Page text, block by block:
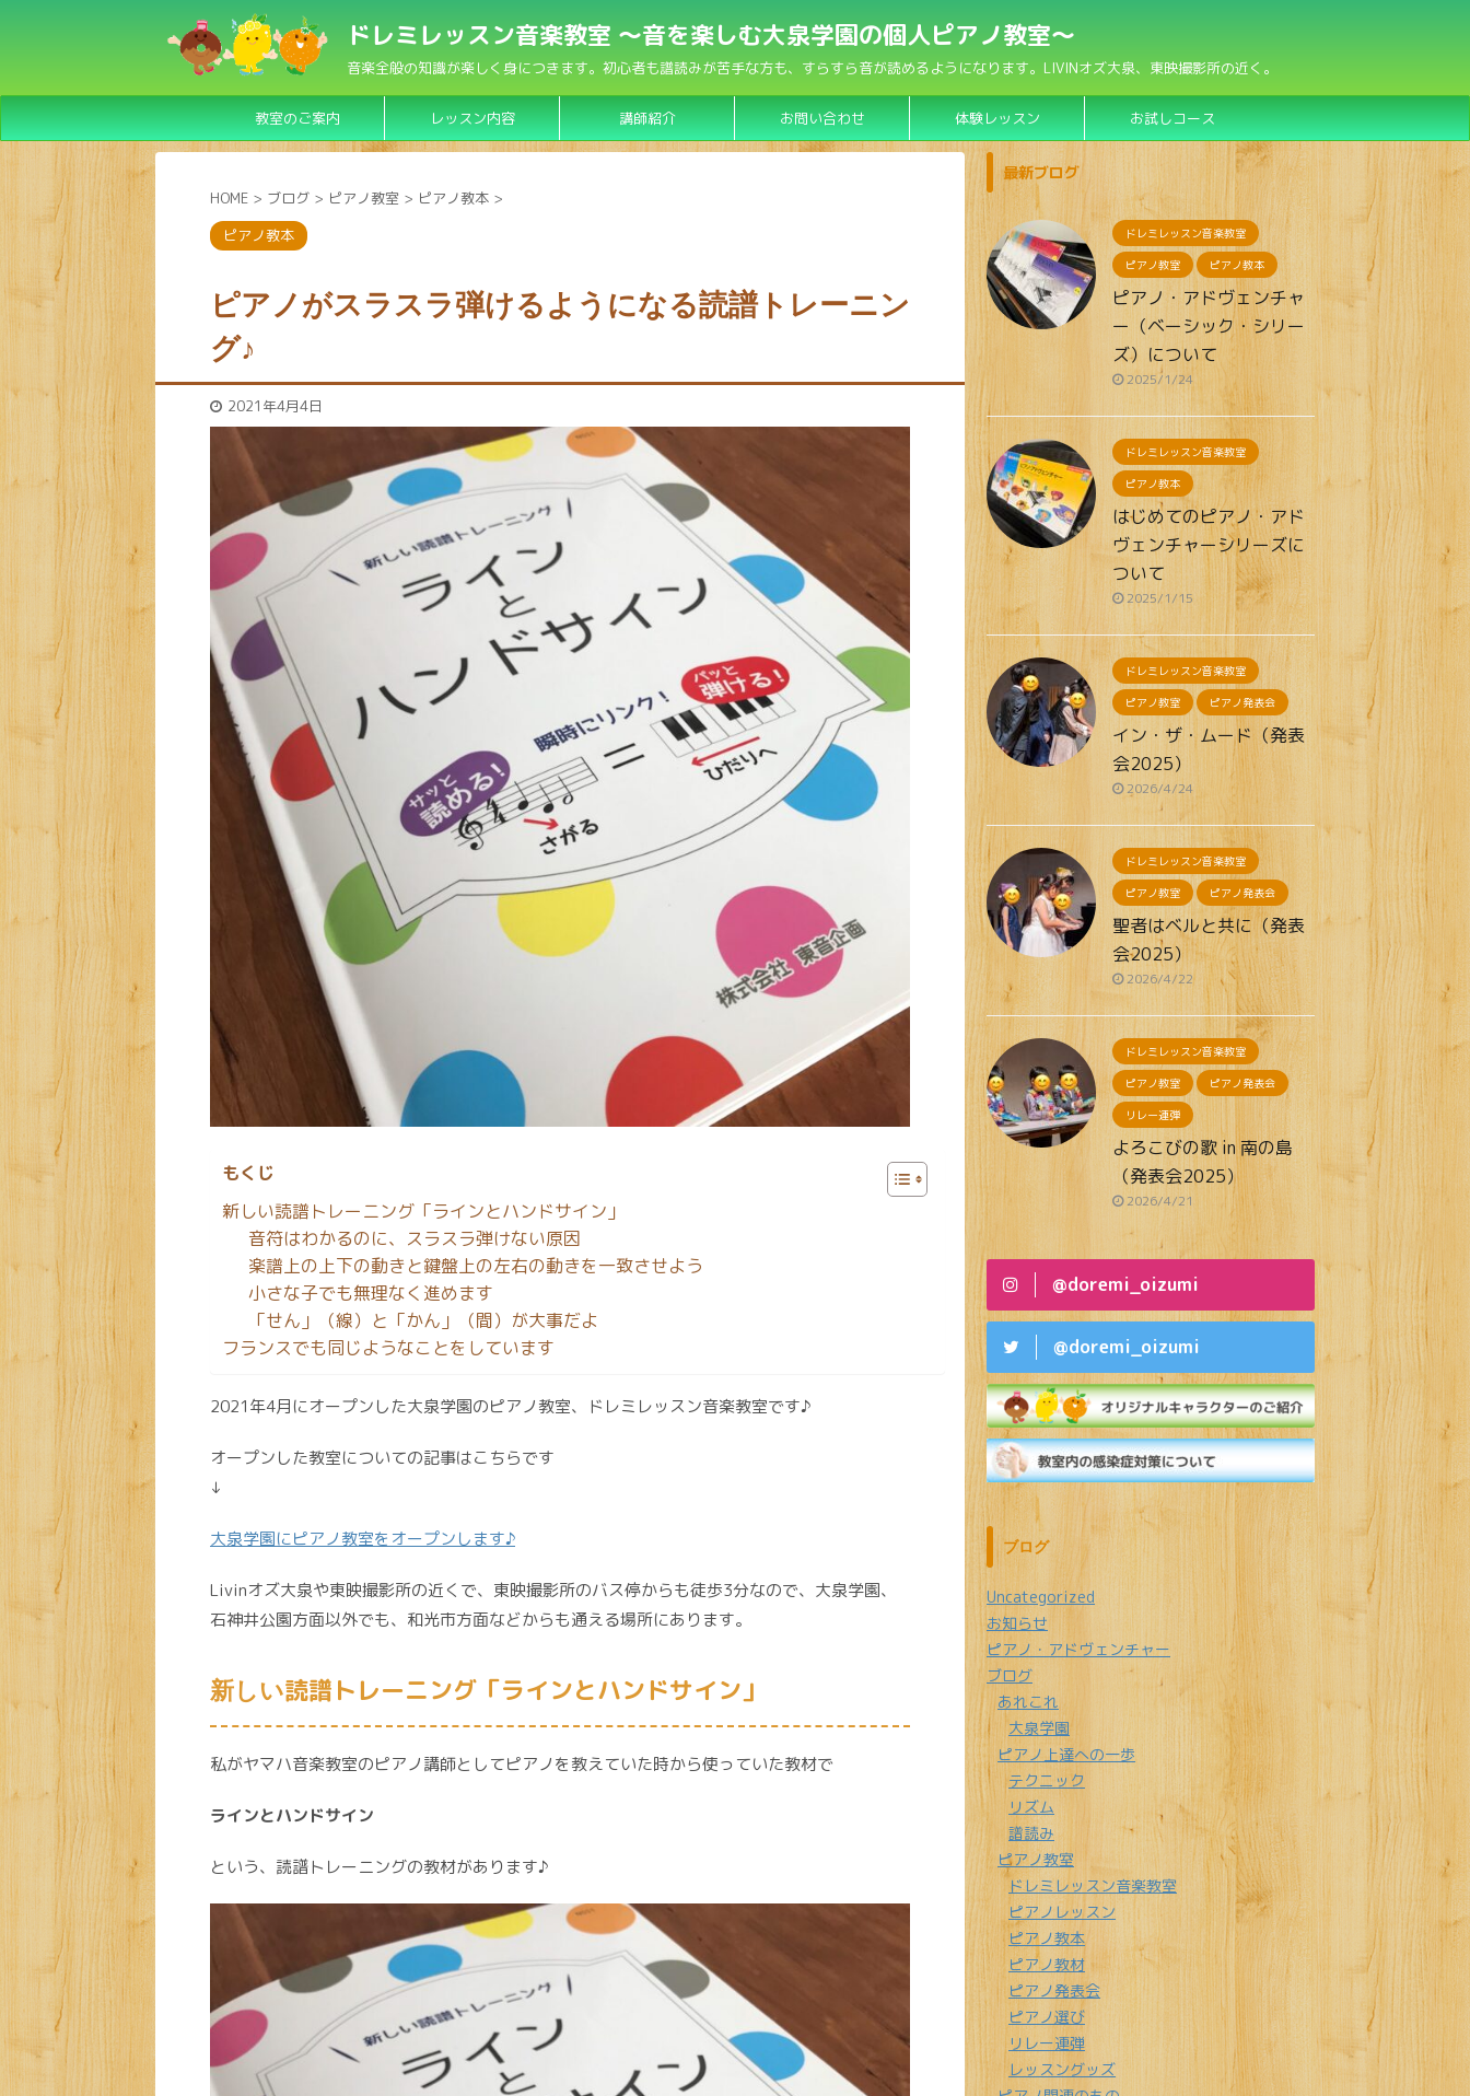
ドレミレッスン音楽教室 〜音を楽しむ大泉学園の個人ピアノ教室〜
音楽全般の知識が楽しく身につきます。初心者も譜読みが苦手な方も、すらすら音が読めるようになります。LIVINオズ大泉、東映撮影所の近く。
教室のご案内 レッスン内容 講師紹介 お問い合わせ 体験レッスン お試しコース
HOME > ブログ > ピアノ教室 > ピアノ教本 >
ピアノ教本
ピアノがスラスラ弾けるようになる読譜トレーニン
グ♪
2021年4月4日
もくじ
新しい読譜トレーニング「ラインとハンドサイン」
音符はわかるのに、スラスラ弾けない原因
楽譜上の上下の動きと鍵盤上の左右の動きを一致させよう
小さな子でも無理なく進めます
「せん」（線）と「かん」（間）が大事だよ
フランスでも同じようなことをしています
2021年4月にオープンした大泉学園のピアノ教室、ドレミレッスン音楽教室です♪
オープンした教室についての記事はこちらです
↓
大泉学園にピアノ教室をオープンします♪
Livinオズ大泉や東映撮影所の近くで、東映撮影所のバス停からも徒歩3分なので、大泉学園、
石神井公園方面以外でも、和光市方面などからも通える場所にあります。
新しい読譜トレーニング「ラインとハンドサイン」
私がヤマハ音楽教室のピアノ講師としてピアノを教えていた時から使っていた教材で
ラインとハンドサイン
という、読譜トレーニングの教材があります♪
最新ブログ
ドレミレッスン音楽教室
ピアノ教室 ピアノ教本
ピアノ・アドヴェンチャ
ー（ベーシック・シリー
ズ）について
2025/1/24
ドレミレッスン音楽教室
ピアノ教本
はじめてのピアノ・アド
ヴェンチャーシリーズに
ついて
2025/1/15
ドレミレッスン音楽教室
ピアノ教室 ピアノ発表会
イン・ザ・ムード（発表
会2025）
2026/4/24
ドレミレッスン音楽教室
ピアノ教室 ピアノ発表会
聖者はベルと共に（発表
会2025）
2026/4/22
ドレミレッスン音楽教室
ピアノ教室 ピアノ発表会
リレー連弾
よろこびの歌 in 南の島
（発表会2025）
2026/4/21
@doremi_oizumi
@doremi_oizumi
ブログ
Uncategorized
お知らせ
ピアノ・アドヴェンチャー
ブログ
あれこれ
大泉学園
ピアノ上達への一歩
テクニック
リズム
譜読み
ピアノ教室
ドレミレッスン音楽教室
ピアノレッスン
ピアノ教本
ピアノ教材
ピアノ発表会
ピアノ選び
リレー連弾
レッスングッズ